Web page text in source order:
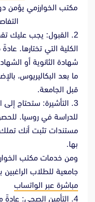
مكتب الخوارزمي يؤمن
2. القبول: يجب عليك
الكلية التي تختارها.
شهادة الثانوية أو
ما بعد البكاليريوس،
قبل الجامعة.
3. التأشيرة: ستحتاج
للدراسة في روسيا.
مستندات تثبت أنك
بها.
ومن خدمات مكتب
جامعية للطلاب
مباشرة عبر الواتساب
4. التأمين الصحي: